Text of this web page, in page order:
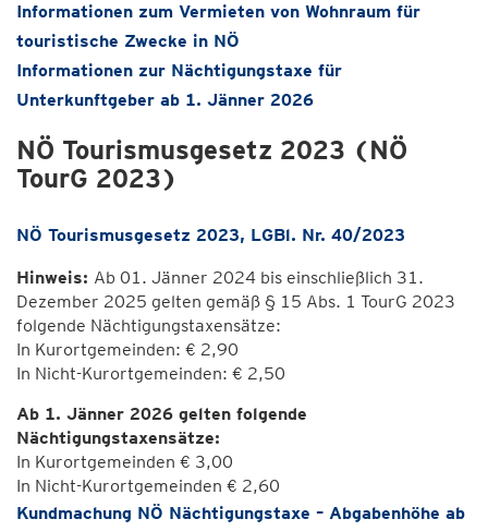
Informationen zum Vermieten von Wohnraum für
touristische Zwecke in NÖ
Informationen zur Nächtigungstaxe für
Unterkunftgeber ab 1. Jänner 2026
NÖ Tourismusgesetz 2023 (NÖ
TourG 2023)
NÖ Tourismusgesetz 2023, LGBl. Nr. 40/2023
Hinweis: Ab 01. Jänner 2024 bis einschließlich 31.
Dezember 2025 gelten gemäß § 15 Abs. 1 TourG 2023
folgende Nächtigungstaxensätze:
In Kurortgemeinden: € 2,90
In Nicht-Kurortgemeinden: € 2,50
Ab 1. Jänner 2026 gelten folgende
Nächtigungstaxensätze:
In Kurortgemeinden € 3,00
In Nicht-Kurortgemeinden € 2,60
Kundmachung NÖ Nächtigungstaxe – Abgabenhöhe ab